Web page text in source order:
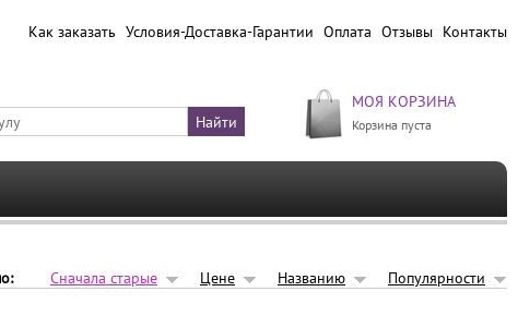
Как заказать Условия-Доставка-Гарантии Оплата Отзывы Контакты
МОЯ КОРЗИНА
Корзина пуста
Сначала старые Цене Названию Популярности